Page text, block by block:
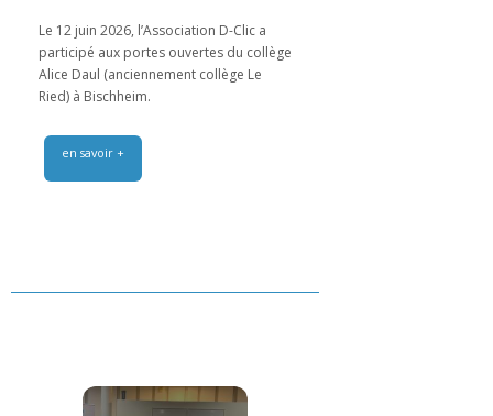
Le 12 juin 2026, l’Association D-Clic a
participé aux portes ouvertes du collège
Alice Daul (anciennement collège Le
Ried) à Bischheim.
en savoir +